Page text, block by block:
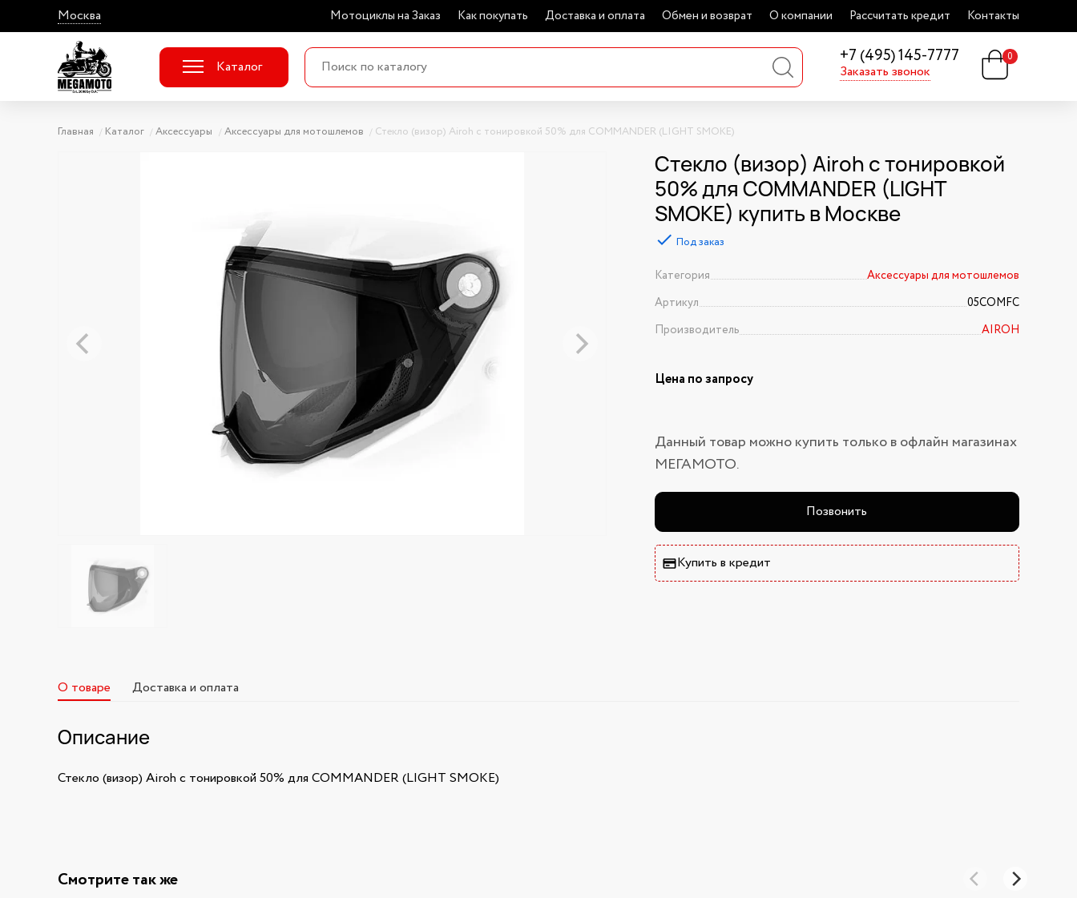
Москва Мотоциклы на Заказ Как покупать Доставка и оплата Обмен и возврат О компании Рассчитать кредит Контакты
+7 (495) 145-7777
Заказать звонок
Каталог
0
Главная Каталог Аксессуары Аксессуары для мотошлемов Стекло (визор) Airoh с тонировкой 50% для COMMANDER (LIGHT SMOKE)
Стекло (визор) Airoh с тонировкой
50% для COMMANDER (LIGHT
SMOKE) купить в Москве
Под заказ
Категория
Аксессуары для мотошлемов
Артикул
05COMFC
Производитель
AIROH
Цена по запросу
Данный товар можно купить только в офлайн магазинах
МЕГАМОТО.
Позвонить
Купить в кредит
О товаре Доставка и оплата
Описание
Стекло (визор) Airoh с тонировкой 50% для COMMANDER (LIGHT SMOKE)
Смотрите так же